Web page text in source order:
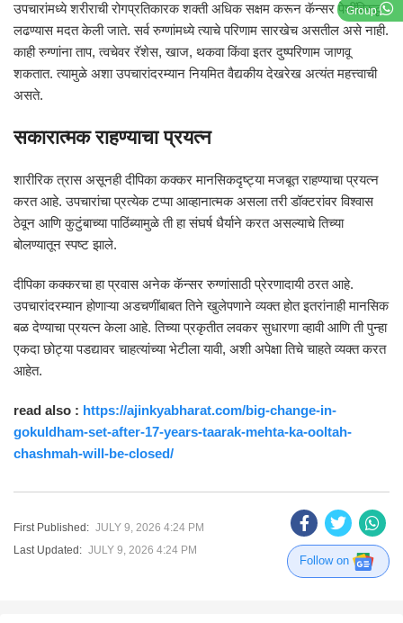
Group
उपचारांमध्ये शरीराची रोगप्रतिकारक शक्ती अधिक सक्षम करून कॅन्सर पेशींविरुद्ध
लढण्यास मदत केली जाते. सर्व रुग्णांमध्ये त्याचे परिणाम सारखेच असतील असे नाही.
काही रुग्णांना ताप, त्वचेवर रॅशेस, खाज, थकवा किंवा इतर दुष्परिणाम जाणवू
शकतात. त्यामुळे अशा उपचारांदरम्यान नियमित वैद्यकीय देखरेख अत्यंत महत्त्वाची
असते.
सकारात्मक राहण्याचा प्रयत्न
शारीरिक त्रास असूनही दीपिका कक्कर मानसिकदृष्ट्या मजबूत राहण्याचा प्रयत्न
करत आहे. उपचारांचा प्रत्येक टप्पा आव्हानात्मक असला तरी डॉक्टरांवर विश्वास
ठेवून आणि कुटुंबाच्या पाठिंब्यामुळे ती हा संघर्ष धैर्याने करत असल्याचे तिच्या
बोलण्यातून स्पष्ट झाले.
दीपिका कक्करचा हा प्रवास अनेक कॅन्सर रुग्णांसाठी प्रेरणादायी ठरत आहे.
उपचारांदरम्यान होणाऱ्या अडचणींबाबत तिने खुलेपणाने व्यक्त होत इतरांनाही मानसिक
बळ देण्याचा प्रयत्न केला आहे. तिच्या प्रकृतीत लवकर सुधारणा व्हावी आणि ती पुन्हा
एकदा छोट्या पडद्यावर चाहत्यांच्या भेटीला यावी, अशी अपेक्षा तिचे चाहते व्यक्त करत
आहेत.
read also : https://ajinkyabharat.com/big-change-in-
gokuldham-set-after-17-years-taarak-mehta-ka-ooltah-
chashmah-will-be-closed/
First Published: JULY 9, 2026 4:24 PM
Last Updated: JULY 9, 2026 4:24 PM
Follow on